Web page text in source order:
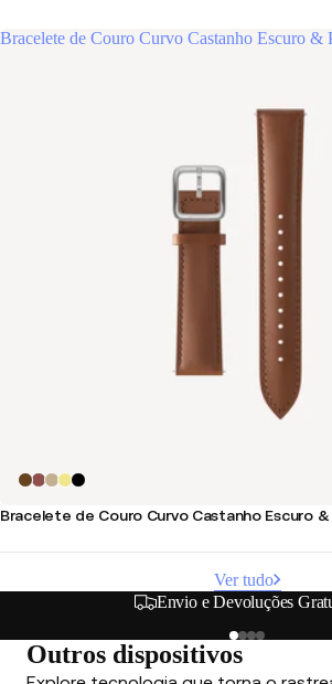
Bracelete de Couro Curvo Castanho Escuro &
Bracelete de Couro Curvo Castanho Escuro
Ver tudo
Envio e Devoluções
Outros dispositivos